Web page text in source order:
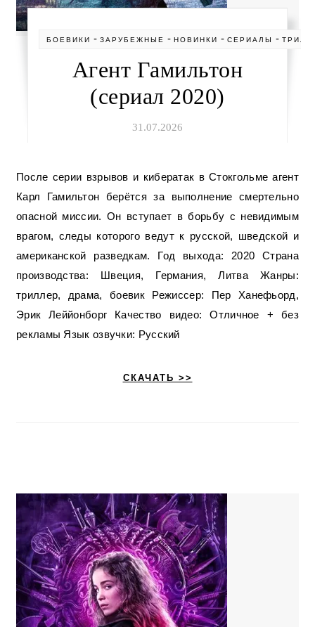
БОЕВИКИ -ЗАРУБЕЖНЫЕ -НОВИНКИ -СЕРИАЛЫ -
Агент Гамильтон
(сериал 2020)
31.07.2026
После серии взрывов и кибератак в Стокгольме агент
Карл Гамильтон берётся за выполнение смертельно
опасной миссии. Он вступает в борьбу с невидимым
врагом, следы которого ведут к русской, шведской и
американской разведкам. Год выхода: 2020 Страна
производства: Швеция, Германия, Литва Жанры:
триллер, драма, боевик Режиссер: Пер Ханефьорд,
Эрик Леййонборг Качество видео: Отличное + без
рекламы Язык озвучки: Русский
СКАЧАТЬ >>